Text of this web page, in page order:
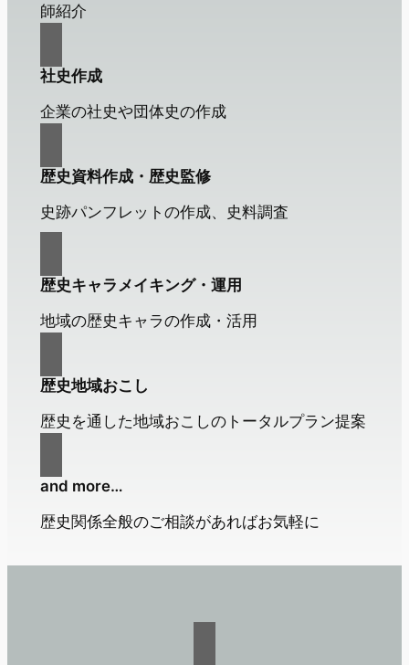
師紹介
社史作成
企業の社史や団体史の作成
歴史資料作成・歴史監修
史跡パンフレットの作成、史料調査
歴史キャラメイキング・運用
地域の歴史キャラの作成・活用
歴史地域おこし
歴史を通した地域おこしのトータルプラン提案
and more…
歴史関係全般のご相談があればお気軽に